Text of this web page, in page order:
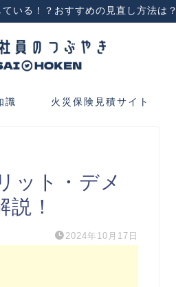
いる！？おすすめの見直し方法は？
識 火災保険見積サイト
ット・デメ
！
2024年10月17日